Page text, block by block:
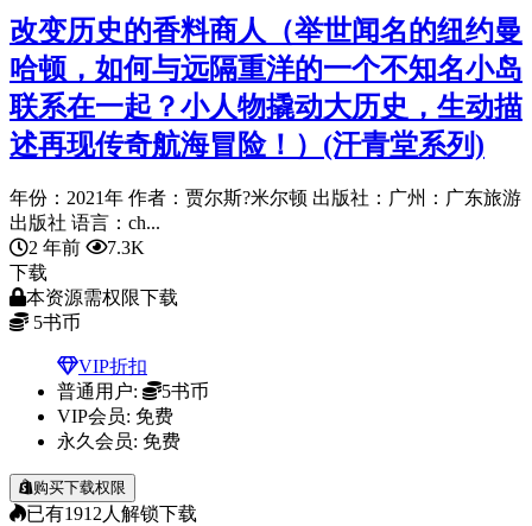
改变历史的香料商人（举世闻名的纽约曼
哈顿，如何与远隔重洋的一个不知名小岛
联系在一起？小人物撬动大历史，生动描
述再现传奇航海冒险！）(汗青堂系列)
年份：2021年 作者：贾尔斯?米尔顿 出版社：广州：广东旅游
出版社 语言：ch...
2 年前
7.3K
下载
本资源需权限下载
5书币
VIP折扣
普通用户:
5书币
VIP会员: 免费
永久会员: 免费
购买下载权限
已有1912人解锁下载